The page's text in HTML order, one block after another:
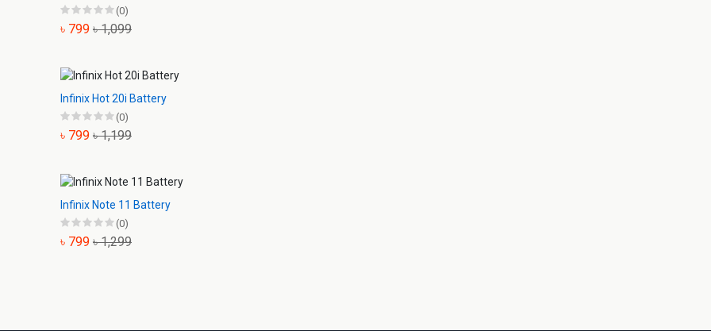
(0)
৳ 799 ৳ 1,099
Infinix Hot 20i Battery
(0)
৳ 799 ৳ 1,199
Infinix Note 11 Battery
(0)
৳ 799 ৳ 1,299